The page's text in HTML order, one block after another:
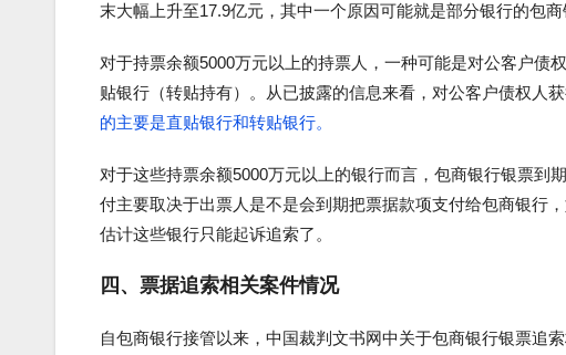
末大幅上升至17.9亿元，其中一个原因可能就是部分银行的包商
对于持票余额5000万元以上的持票人，一种可能是对公客户债
贴银行（转贴持有）。从已披露的信息来看，对公客户债权人
的主要是直贴银行和转贴银行。
对于这些持票余额5000万元以上的银行而言，包商银行银票到
付主要取决于出票人是不是会到期把票据款项支付给包商银行
估计这些银行只能起诉追索了。
四、票据追索相关案件情况
自包商银行接管以来，中国裁判文书网中关于包商银行银票追